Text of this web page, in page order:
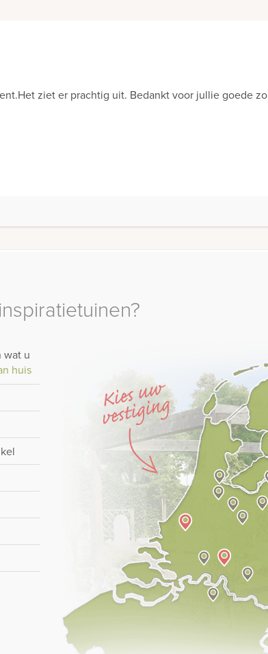
bedanken voor de hele mooie graf
dit voor ons ook privé klinkt).
wat u
huis